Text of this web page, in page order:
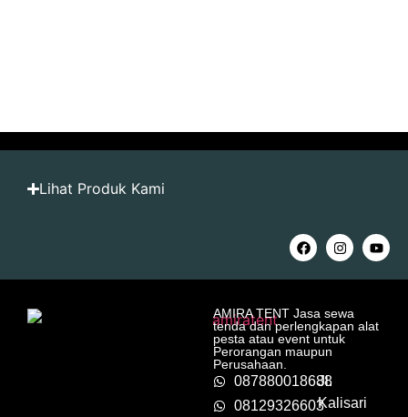
Lihat Produk Kami
AMIRA TENT Jasa sewa
tenda dan perlengkapan alat
pesta atau event untuk
Perorangan maupun
Perusahaan.
087880018688
08129326603
Jl.
Kalisari